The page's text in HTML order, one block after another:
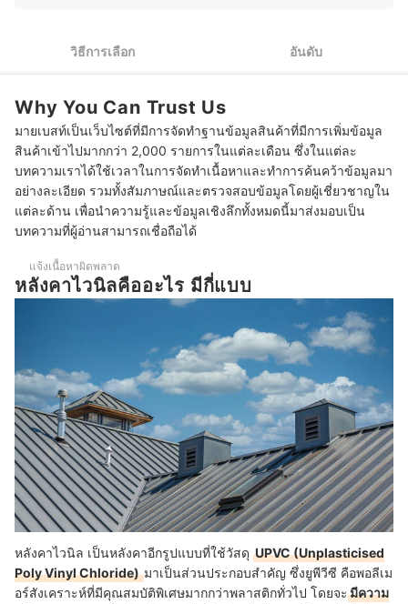
10 หลังคาไวนิล ยี่ห้อไหนดี แบบลอน ท้องเรียบ
ข้อดี ข้อเสียของหลังคาไวนิล
วิธีการเลือก อันดับ
Why You Can Trust Us
มายเบสท์เป็นเว็บไซต์ที่มีการจัดทำฐานข้อมูลสินค้าที่มีการเพิ่มข้อมูล
สินค้าเข้าไปมากกว่า 2,000 รายการในแต่ละเดือน ซึ่งในแต่ละ
บทความเราได้ใช้เวลาในการจัดทำเนื้อหาและทำการค้นคว้าข้อมูลมา
อย่างละเอียด รวมทั้งสัมภาษณ์และตรวจสอบข้อมูลโดยผู้เชี่ยวชาญใน
แต่ละด้าน เพื่อนำความรู้และข้อมูลเชิงลึกทั้งหมดนี้มาส่งมอบเป็น
บทความที่ผู้อ่านสามารถเชื่อถือได้
แจ้งเนื้อหาผิดพลาด
หลังคาไวนิลคืออะไร มีกี่แบบ
หลังคาไวนิล เป็นหลังคาอีกรูปแบบที่ใช้วัสดุ UPVC (Unplasticised
Poly Vinyl Chloride)มาเป็นส่วนประกอบสำคัญ ซึ่งยูพีวีซี คือพอลีเม
อร์สังเคราะห์ที่มีคุณสมบัติพิเศษมากกว่าพลาสติกทั่วไป โดยจะมีความ